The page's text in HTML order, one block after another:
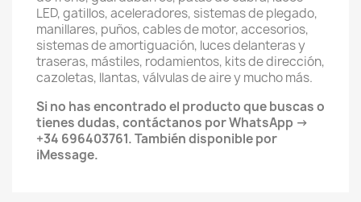
LED, gatillos, aceleradores, sistemas de plegado,
manillares, puños, cables de motor, accesorios,
sistemas de amortiguación, luces delanteras y
traseras, mástiles, rodamientos, kits de dirección,
cazoletas, llantas, válvulas de aire y mucho más.
Si no has encontrado el producto que buscas o
tienes dudas, contáctanos por WhatsApp →
+34 696403761. También disponible por
iMessage.